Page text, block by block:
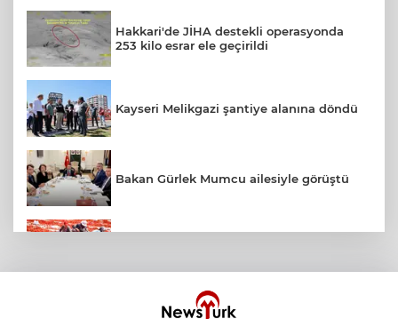
Hakkari'de JİHA destekli operasyonda
253 kilo esrar ele geçirildi
Kayseri Melikgazi şantiye alanına döndü
Bakan Gürlek Mumcu ailesiyle görüştü
Yelkencilerin zorlu mücadelesi ilk günde